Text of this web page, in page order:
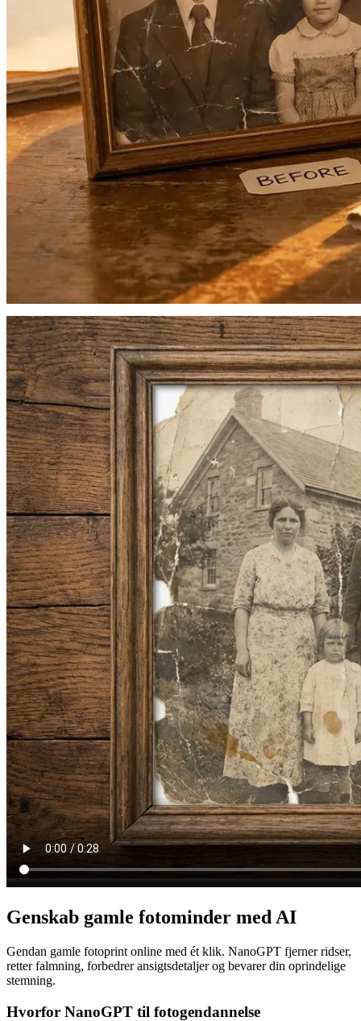
Genskab gamle fotominder med AI
Gendan gamle fotoprint online med ét klik. NanoGPT fjerner ridser,
retter falmning, forbedrer ansigtsdetaljer og bevarer din oprindelige
stemning.
Hvorfor NanoGPT til fotogendannelse